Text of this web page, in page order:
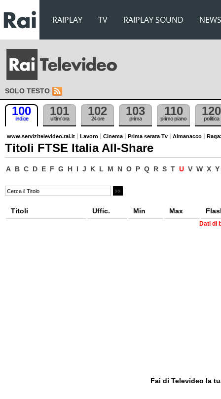
RAIPLAY TV RAIPLAY SOUND NEWS
SOLO TESTO
100
indice
101
ultim'ora
102
24 ore
103
prima
110
primo piano
120
politica
www.servizitelevideo.rai.it Lavoro Cinema Prima serata Tv Almanacco
Titoli FTSE Italia All-Share
A B C D E F G H I J K L M N O P Q R S T U V W X Y
Titoli Uffic. Min Max
Dati di
Fai di Televideo la